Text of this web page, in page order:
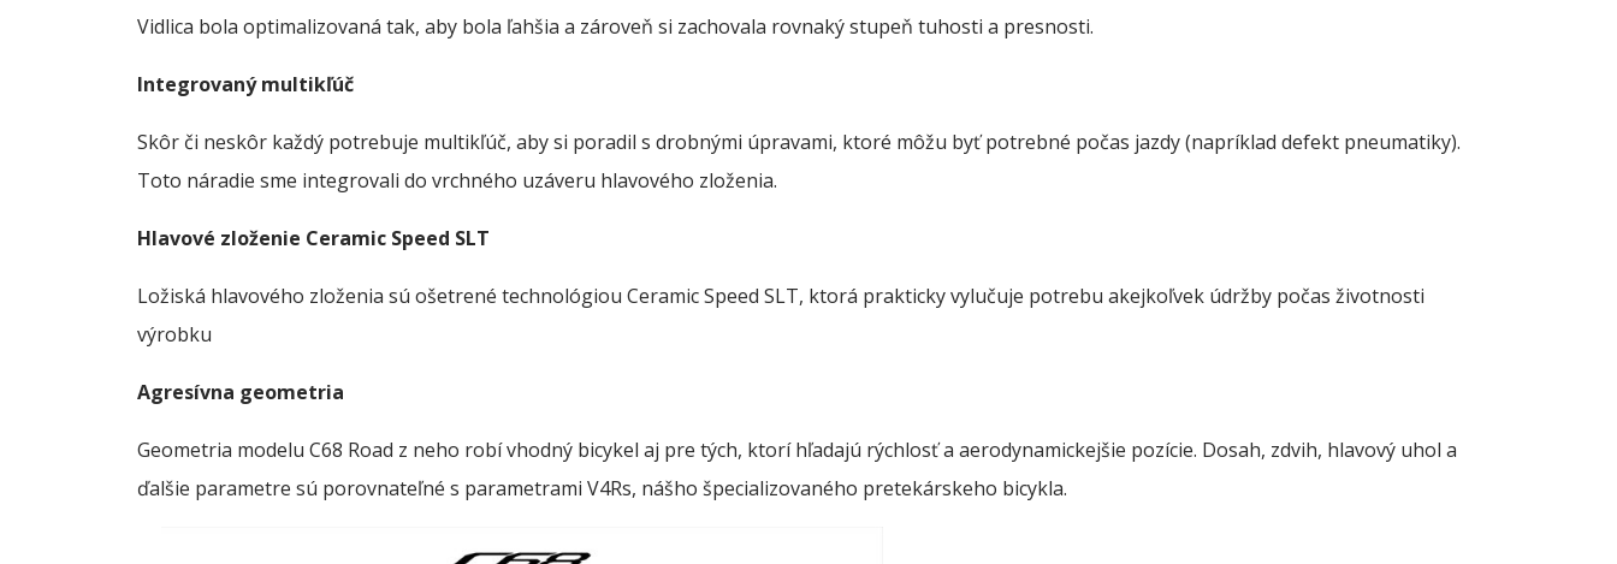
Vidlica bola optimalizovaná tak, aby bola ľahšia a zároveň si zachovala rovnaký stupeň tuhosti a presnosti.
Integrovaný multikľúč
Skôr či neskôr každý potrebuje multikľúč, aby si poradil s drobnými úpravami, ktoré môžu byť potrebné počas jazdy (napríklad defekt pneumatiky).
Toto náradie sme integrovali do vrchného uzáveru hlavového zloženia.
Hlavové zloženie Ceramic Speed SLT
Ložiská hlavového zloženia sú ošetrené technológiou Ceramic Speed SLT, ktorá prakticky vylučuje potrebu akejkoľvek údržby počas životnosti
výrobku
Agresívna geometria
Geometria modelu C68 Road z neho robí vhodný bicykel aj pre tých, ktorí hľadajú rýchlosť a aerodynamickejšie pozície. Dosah, zdvih, hlavový uhol a
ďalšie parametre sú porovnateľné s parametrami V4Rs, nášho špecializovaného pretekárskeho bicykla.